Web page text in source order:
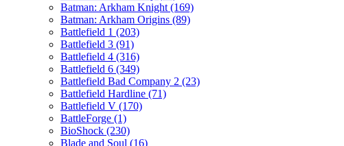
Batman: Arkham Knight (169)
Batman: Arkham Origins (89)
Battlefield 1 (203)
Battlefield 3 (91)
Battlefield 4 (316)
Battlefield 6 (349)
Battlefield Bad Company 2 (23)
Battlefield Hardline (71)
Battlefield V (170)
BattleForge (1)
BioShock (230)
Blade and Soul (16)